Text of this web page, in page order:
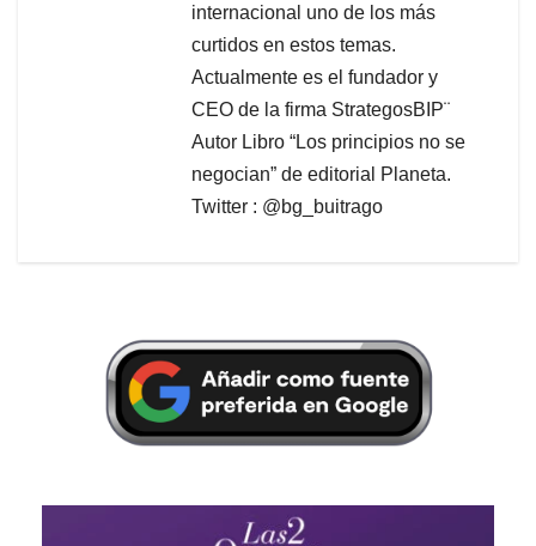
internacional uno de los más
curtidos en estos temas.
Actualmente es el fundador y
CEO de la firma StrategosBIP¨
Autor Libro “Los principios no se
negocian” de editorial Planeta.
Twitter : @bg_buitrago